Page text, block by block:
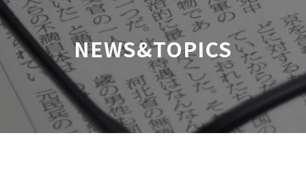
NEWS&TOPICS